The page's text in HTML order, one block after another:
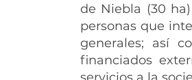
de Niebla (30
personas que
generales; así
financiados
servicios a la